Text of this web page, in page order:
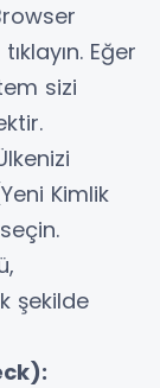
Eğer
sizi
Kimlik
şekilde